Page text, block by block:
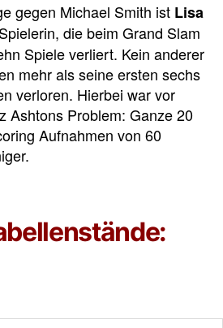
gegen Michael Smith ist Lisa
die beim Grand Slam
Spiele verliert. Kein anderer
mehr als seine ersten sechs
verloren. Hierbei war vor
Ashtons Problem: Ganze 20
Aufnahmen von 60